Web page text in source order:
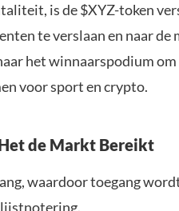
is de $XYZ-token
te verslaan en naar de
het winnaarspodium
voor sport en crypto.
de Markt Bereikt
waardoor toegang
lijstnotering.